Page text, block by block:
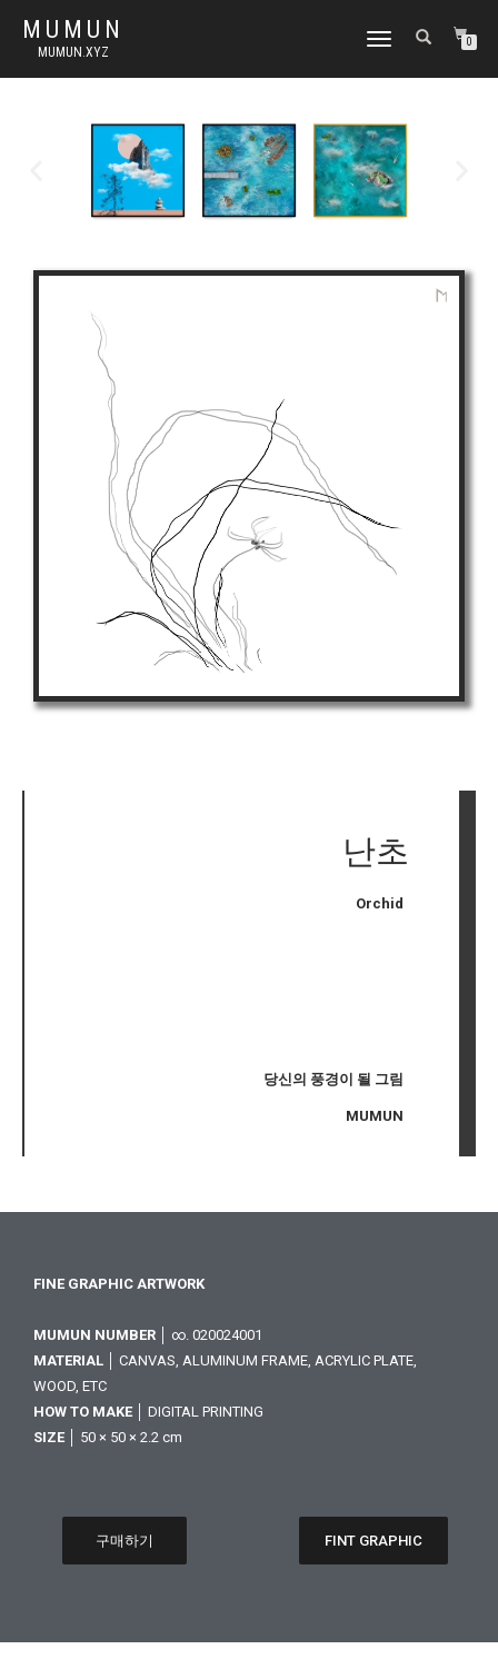
MUMUN
MUMUN.XYZ
토
내
게
이
션
0
난초
Orchid
당신의 풍경이 될 그림
MUMUN
FINE GRAPHIC ARTWORK
MUMUN NUMBER │ ∞. 020024001
MATERIAL │ CANVAS, ALUMINUM FRAME, ACRYLIC PLATE,
WOOD, ETC
HOW TO MAKE │ DIGITAL PRINTING
SIZE │ 50 × 50 × 2.2 cm
구매하기 FINT GRAPHIC